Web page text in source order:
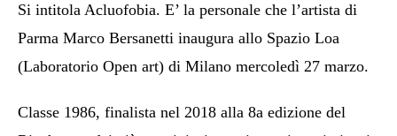
Si intitola Acluofobia. E’ la personale che l’artista di
Parma Marco Bersanetti inaugura allo Spazio Loa
(Laboratorio Open art) di Milano mercoledì 27 marzo.
Classe 1986, finalista nel 2018 alla 8a edizione del